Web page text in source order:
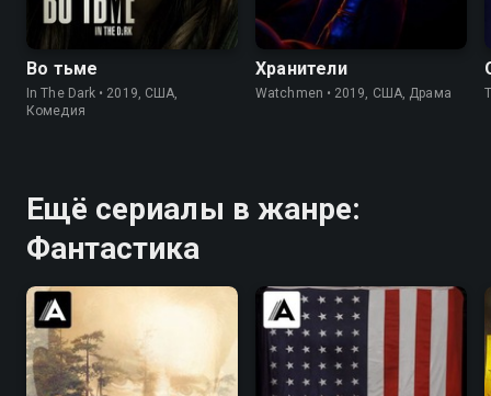
7.4 7.5
Во тьме
In The Dark • 2019, США,
Комедия
8.2
Хранители
Watchmen • 2019, США, Драма
Ещё сериалы в жанре:
Фантастика